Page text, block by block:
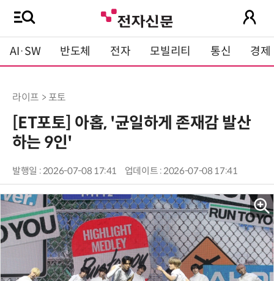
AI·SW 반도체 전자 모빌리티 통신 경제
라이프 > 포토
[ET포토] 아홉, '균일하게 존재감 발산
하는 9인'
발행일 : 2026-07-08 17:41 업데이트 : 2026-07-08 17:41